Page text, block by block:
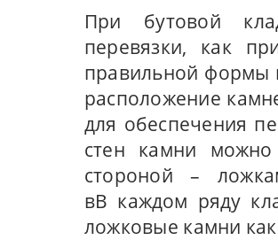
При бутовой
перевязки, как
правильной формы
расположение
для обеспечения
стен камни
стороной –
вВ каждом ряду
ложковые камни как